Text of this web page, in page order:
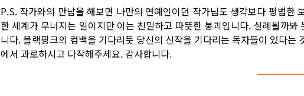
P.S. 작가와의 만남을 해보면 나만의 연예인이던 작가님도 생각보다 평범한
한 세계가 무너지는 일이지만 이는 친밀하고 따뜻한 붕괴입니다. 실례될까
니다. 블랙핑크의 컴백을 기다리듯 당신의 신작을 기다리는 독자들이 있다는
에서 과로하시고 다작해주세요. 감사합니다.